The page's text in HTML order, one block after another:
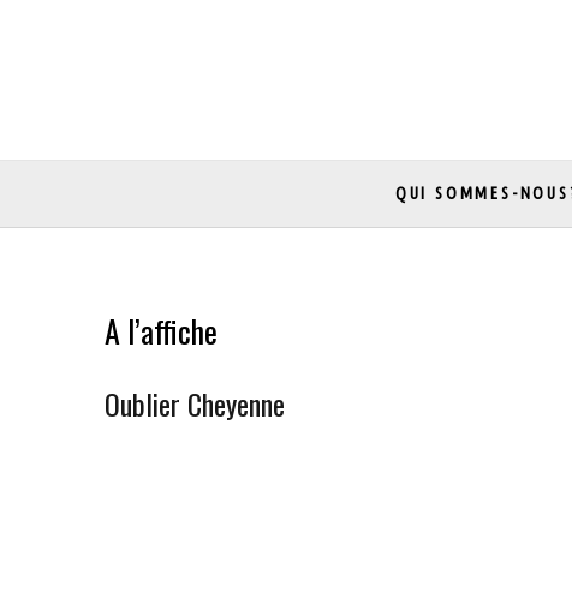
QUI SOMMES-
A l’affiche
Oublier Cheyenne